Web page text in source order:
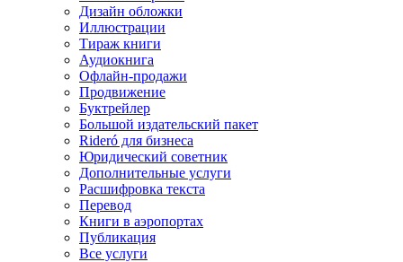
Дизайн обложки
Иллюстрации
Тираж книги
Аудиокнига
Офлайн-продажи
Продвижение
Буктрейлер
Большой издательский пакет
Rideró для бизнеса
Юридический советник
Дополнительные услуги
Расшифровка текста
Перевод
Книги в аэропортах
Публикация
Все услуги